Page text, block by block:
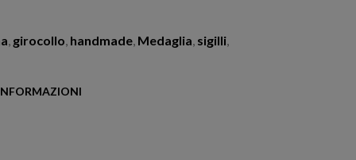
, girocollo, handmade, Medaglia, sigilli,